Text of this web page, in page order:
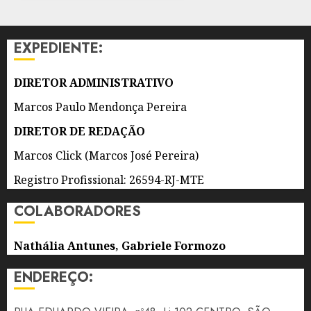
0
EXPEDIENTE:
DIRETOR ADMINISTRATIVO
Marcos Paulo Mendonça Pereira
DIRETOR DE REDAÇÃO
Marcos Click (Marcos José Pereira)
Registro Profissional: 26594-RJ-MTE
COLABORADORES
Nathália Antunes, Gabriele Formozo
ENDEREÇO: